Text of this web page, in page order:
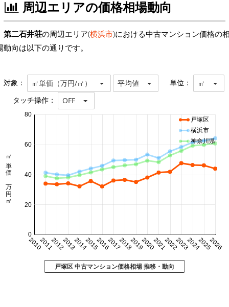
周辺エリアの価格相場動向
第二石井荘の周辺エリア(横浜市)における中古マンション価格の
動向は以下の通りです。
対象： ㎡単価（万円/㎡） 平均値 単位： ㎡
タッチ操作： OFF
20102011201220132014201520162017201820192020202120222023202420252026
0
20
40
60
80
㎡単価 万円/㎡
戸塚区
横浜市
神奈川県
戸塚区 中古マンション価格相場 推移・動向